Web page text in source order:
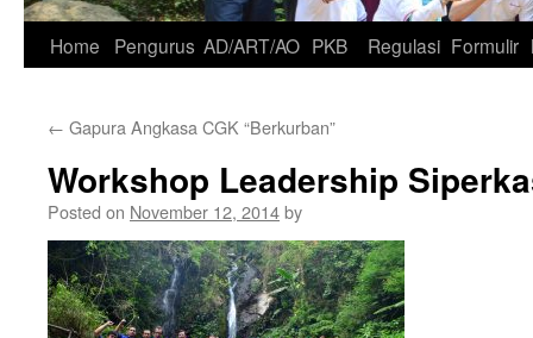
Skip
content
Home Pengurus AD/ART/AO PKB Regulasi Formulir
← Gapura Angkasa CGK “Berkurban”
Workshop Leadership
Posted on November 12, 2014by